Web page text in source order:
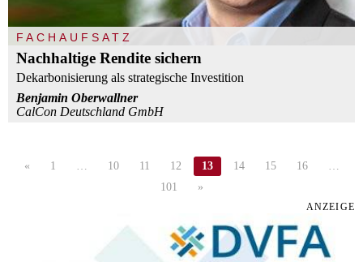
FACHAUFSATZ
Nachhaltige Rendite sichern
Dekarbonisierung als strategische Investition
Benjamin Oberwallner
CalCon Deutschland GmbH
« 1 … 10 11 12 13 14 15 16
…
101
»
ANZEIGE